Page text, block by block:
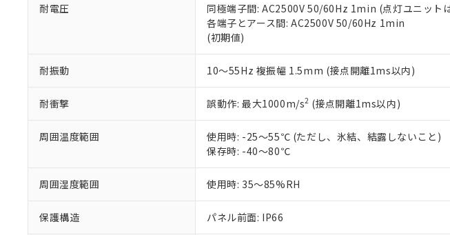
耐電圧
同極端子間: AC2500V 50/60Hz 1min (点灯ユニット
各端子とアース間: AC2500V 50/60Hz 1min
(初期値)
耐振動 10～55Hz 複振幅 1.5mm (接点開離1ms以内)
耐衝撃 誤動作: 最大1000m/s2 (接点開離1ms以内)
周囲温度範囲
使用時: -25～55℃ (ただし、氷結、結露しないこと)
保存時: -40～80℃
周囲湿度範囲 使用時: 35～85%RH
保護構造 パネル前面: IP66
り割愛しております。